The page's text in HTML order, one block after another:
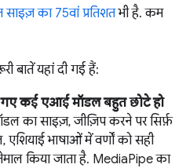
का 75वां प्रतिशतभी है. कम
बातें यहां दी गई हैं:
कई एआई मॉडल बहुत छोटे हो
का साइज़, जीज़िप करने पर सिर्फ़
एशियाई भाषाओं में वर्णों को सही
किया जाता है. MediaPipe का